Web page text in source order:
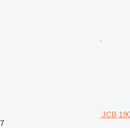
JCB
7